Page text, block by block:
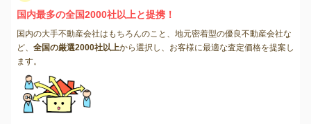
国内最多の全国2000社以上と提携！
国内の大手不動産会社はもちろんのこと、地元密着型の優良不動産会社な
ど、 全国の厳選2000社以上から選択し、お客様に最適な査定価格を提案し
ます。